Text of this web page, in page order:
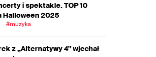
i spektakle. TOP 10
Halloween 2025
#muzyka
z „Alternatywy 4” wjechał